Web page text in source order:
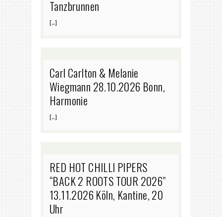
Tanzbrunnen
[…]
Carl Carlton & Melanie
Wiegmann 28.10.2026 Bonn,
Harmonie
[…]
RED HOT CHILLI PIPERS
“BACK 2 ROOTS TOUR 2026”
13.11.2026 Köln, Kantine, 20
Uhr